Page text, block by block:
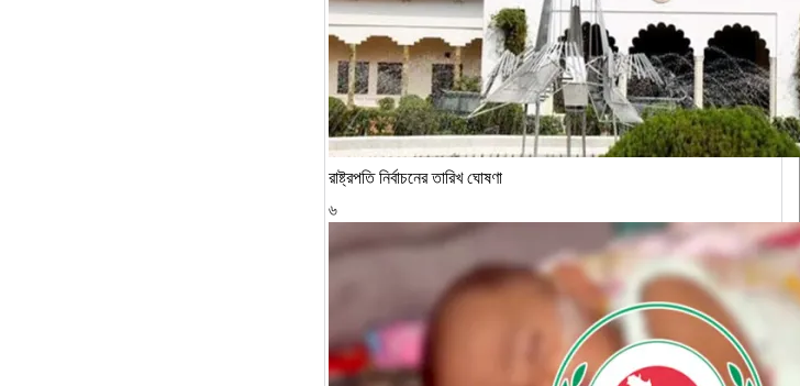
রাষ্ট্রপতি নির্বাচনের তারিখ ঘোষণা
৬